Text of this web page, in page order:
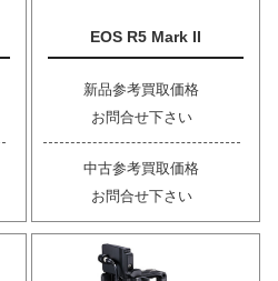
EOS R5 Mark II
新品参考買取価格
お問合せ下さい
中古参考買取価格
お問合せ下さい